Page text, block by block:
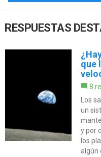
RESPUESTAS
que
8
Los
un
y por
los
algún